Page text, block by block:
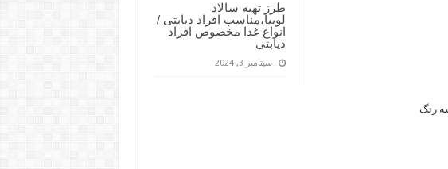
طرز تهیه سالاد
لوبیا،مناسب افراد دیابتی /
انواع غذا مخصوص افراد
دیابتی
سپتامبر 3, 2024